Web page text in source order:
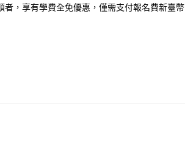
，享有學費全免優惠，僅需支付報名費新臺幣